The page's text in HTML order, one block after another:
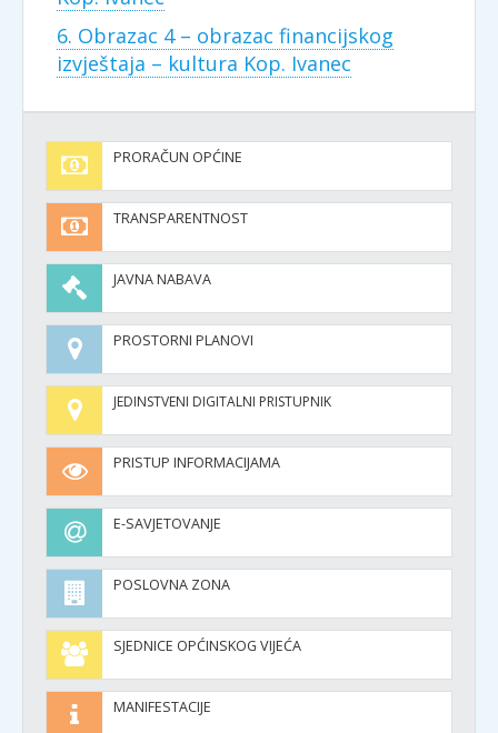
6. Obrazac 4 – obrazac financijskog
izvještaja – kultura Kop. Ivanec
PRORAČUN OPĆINE
TRANSPARENTNOST
JAVNA NABAVA
PROSTORNI PLANOVI
JEDINSTVENI DIGITALNI PRISTUPNIK
PRISTUP INFORMACIJAMA
E-SAVJETOVANJE
POSLOVNA ZONA
SJEDNICE OPĆINSKOG VIJEĆA
MANIFESTACIJE